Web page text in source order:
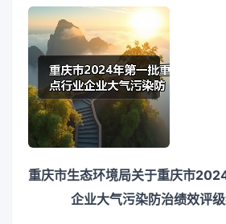
重庆市生态环境局关于重庆市
企业大气污染防治绩效评